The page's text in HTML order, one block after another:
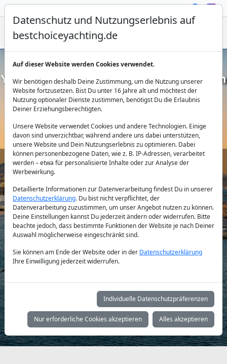
Yachtcharter Lavrion – Exklusive Routen
zu den Kykladen
Land:
Reiseziel:
Yachttyp:
Suchen
Datenschutz und Nutzungserlebnis auf
bestchoiceyachting.de
Auf dieser Website werden Cookies verwendet.
Wir benötigen deshalb Deine Zustimmung, um die Nutzung unserer
Website fortzusetzen. Bist Du unter 16 Jahre alt und möchtest der
Nutzung optionaler Dienste zustimmen, benötigst Du die Erlaubnis
Deiner Erziehungsberechtigten.
Unsere Website verwendet Cookies und andere Technologien. Einige
davon sind unverzichtbar, während andere uns dabei unterstützen,
unsere Website und Dein Nutzungserlebnis zu optimieren. Dabei
können personenbezogene Daten, wie z. B. IP-Adressen, verarbeitet
werden – etwa für personalisierte Inhalte oder zur Analyse der
Werbewirkung.
Detaillierte Informationen zur Datenverarbeitung findest Du in unserer
Datenschutzerklärung. Du bist nicht verpflichtet, der
Datenverarbeitung zuzustimmen, um unser Angebot nutzen zu können.
Deine Einstellungen kannst Du jederzeit ändern oder widerrufen. Bitte
beachte jedoch, dass bestimmte Funktionen der Website je nach Deiner
Auswahl möglicherweise eingeschränkt sind.
Sie können am Ende der Website oder in der Datenschutzerklärung
Ihre Einwilligung jederzeit widerrufen.
Individuelle Datenschutzpräferenzen
Nur erforderliche Cookies akzeptieren Alles akzeptieren